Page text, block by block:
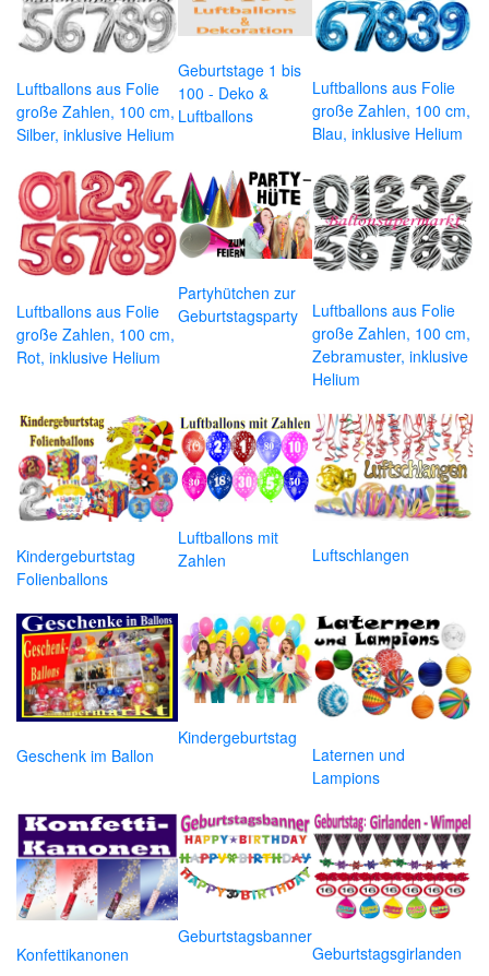
Luftballons aus Folie
große Zahlen, 100 cm,
Silber, inklusive Helium
Geburtstage 1 bis
100 - Deko &
Luftballons
Luftballons aus Folie
große Zahlen, 100 cm,
Blau, inklusive Helium
Luftballons aus Folie
große Zahlen, 100 cm,
Rot, inklusive Helium
Partyhütchen zur
Geburtstagsparty
Luftballons aus Folie
große Zahlen, 100 cm,
Zebramuster, inklusive
Helium
Kindergeburtstag
Folienballons
Luftballons mit
Zahlen
Luftschlangen
Geschenk im Ballon
Kindergeburtstag
Laternen und
Lampions
Konfettikanonen
Geburtstagsbanner
Geburtstagsgirlanden